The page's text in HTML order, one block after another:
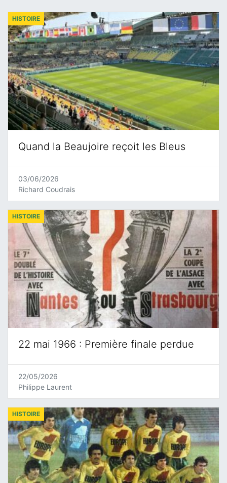
Quand la Beaujoire reçoit les Bleus
HISTOIRE
03/06/2026
Richard Coudrais
22 mai 1966 : Première finale perdue
HISTOIRE
22/05/2026
Philippe Laurent
HISTOIRE